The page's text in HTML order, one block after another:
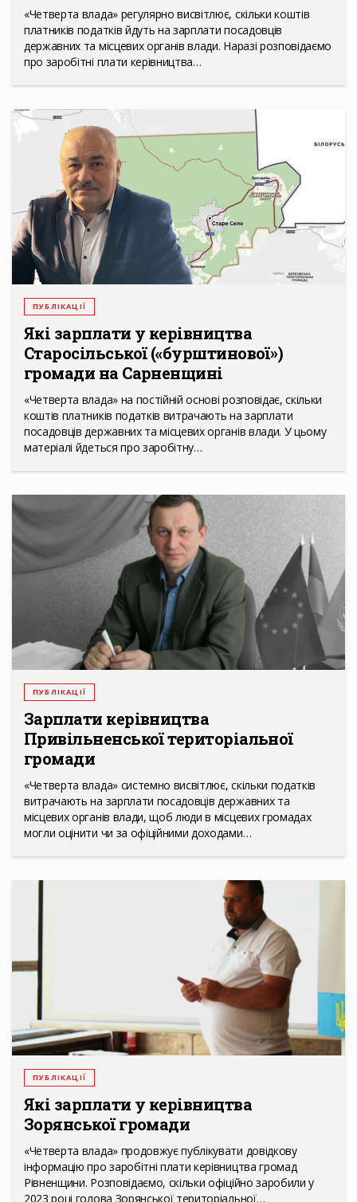
«Четверта влада» регулярно висвітлює, скільки коштів
платників податків йдуть на зарплати посадовців
державних та місцевих органів влади. Наразі розповідаємо
про заробітні плати керівництва…
ПУБЛІКАЦІЇ
Які зарплати у керівництва
Старосільської («бурштинової»)
громади на Сарненщині
«Четверта влада» на постійній основі розповідає, скільки
коштів платників податків витрачають на зарплати
посадовців державних та місцевих органів влади. У цьому
матеріалі йдеться про заробітну…
ПУБЛІКАЦІЇ
Зарплати керівництва
Привільненської територіальної
громади
«Четверта влада» системно висвітлює, скільки податків
витрачають на зарплати посадовців державних та
місцевих органів влади, щоб люди в місцевих громадах
могли оцінити чи за офіційними доходами…
ПУБЛІКАЦІЇ
Які зарплати у керівництва
Зорянської громади
«Четверта влада» продовжує публікувати довідкову
інформацію про заробітні плати керівництва громад
Рівненщини. Розповідаємо, скільки офіційно заробили у
2023 році голова Зорянської територіальної…